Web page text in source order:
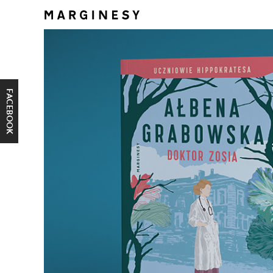
FACEBOOK